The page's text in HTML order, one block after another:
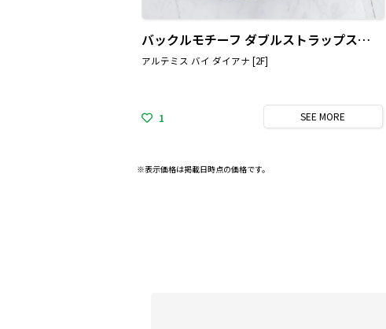
バックルモチーフ ダブルストラップスニーカーソールサンダル
アルテミス バイ ダイアナ [2F]
1 SEEMORE
※表示価格は掲載日時点の価格です。